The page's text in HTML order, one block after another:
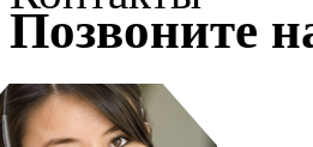
Позвоните